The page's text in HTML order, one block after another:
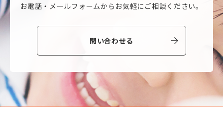
お電話・メールフォームから お気軽にご相談ください。
問い合わせる